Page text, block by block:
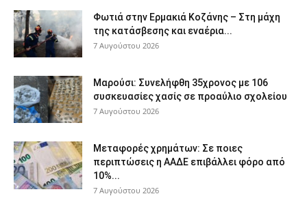
Φωτιά στην Ερμακιά Κοζάνης – Στη μάχη
της κατάσβεσης και εναέρια...
7 Αυγούστου 2026
Μαρούσι: Συνελήφθη 35χρονος με 106
συσκευασίες χασίς σε προαύλιο σχολείου
7 Αυγούστου 2026
Μεταφορές χρημάτων: Σε ποιες
περιπτώσεις η ΑΑΔΕ επιβάλλει φόρο από
10%...
7 Αυγούστου 2026